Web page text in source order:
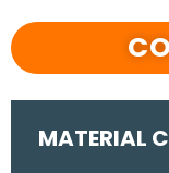
MATERIAL